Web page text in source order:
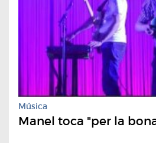
Música
Manel toca "per la